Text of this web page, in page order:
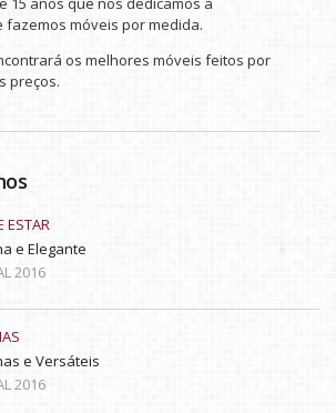
móveis por medida.
os melhores móveis feitos por
preços.
ESTAR
e Elegante
2016
e Versáteis
2016